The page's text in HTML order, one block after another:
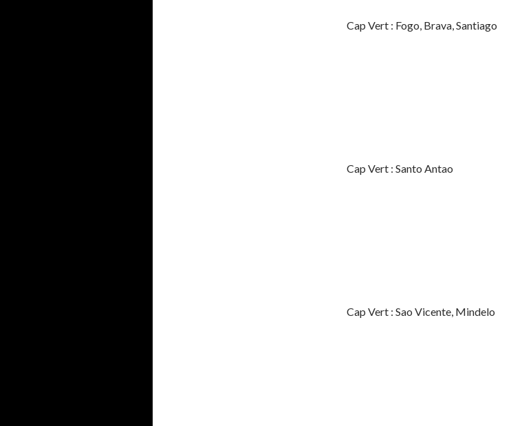
Cap Vert : Fogo, Brava, Santiago
Cap Vert : Santo Antao
Cap Vert : Sao Vicente, Mindelo